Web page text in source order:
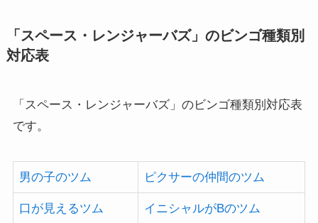
「スペース・レンジャーバズ」のビンゴ種類別
対応表
「スペース・レンジャーバズ」のビンゴ種類別対応表
です。
男の子のツム ピクサーの仲間のツム
口が見えるツム イニシャルがBのツム